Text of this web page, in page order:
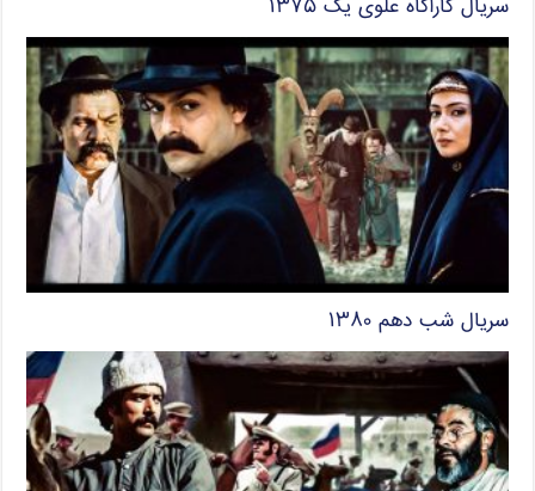
سریال کاراگاه علوی یک ۱۳۷۵
سریال شب دهم ۱۳۸۰